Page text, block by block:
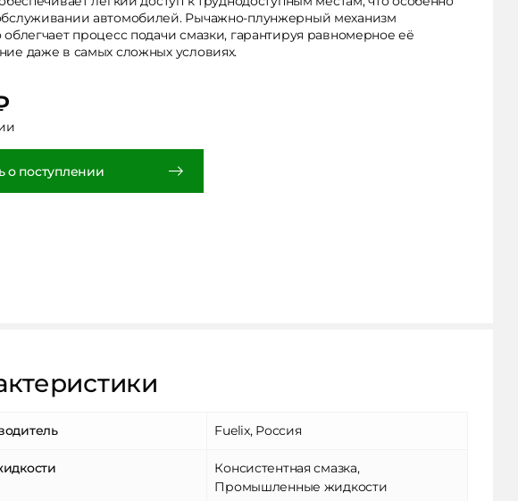
автомобилей. Рычажно-плунжерный механизм
облегчает процесс подачи смазки, гарантируя равномерное её
даже в самых сложных условиях.
о поступлении
Fuelix, Россия
Консистентная смазка,
Промышленные жидкости